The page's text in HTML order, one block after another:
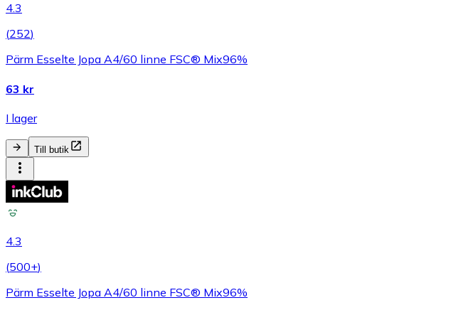
4.3
(252)
Pärm Esselte Jopa A4/60 linne FSC® Mix96%
63 kr
I lager
Till butik
4.3
(500+)
Pärm Esselte Jopa A4/60 linne FSC® Mix96%